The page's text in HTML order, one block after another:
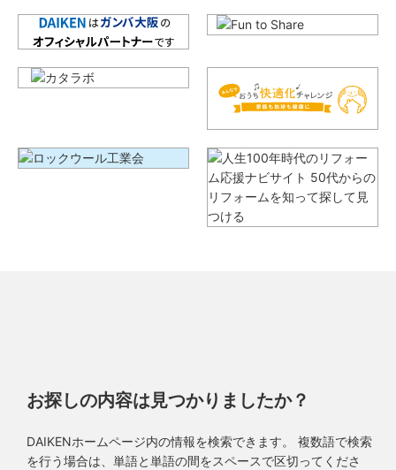
お探しの内容は見つかりましたか？
DAIKENホームページ内の情報を検索できます。 複数語で検索
を行う場合は、単語と単語の間をスペースで区切ってくださ